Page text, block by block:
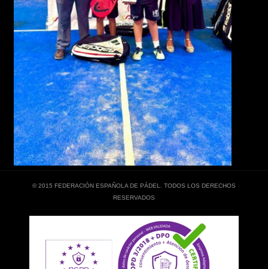
© 2015 FEDERACIÓN ESPAÑOLA DE PÁDEL. TODOS LOS DERECHOS
RESERVADOS